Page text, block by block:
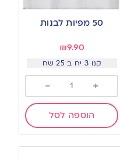
50 מפיות לבנות
₪9.90
קנו 3 יח ב 25 שח
+
-
הוספה לסל